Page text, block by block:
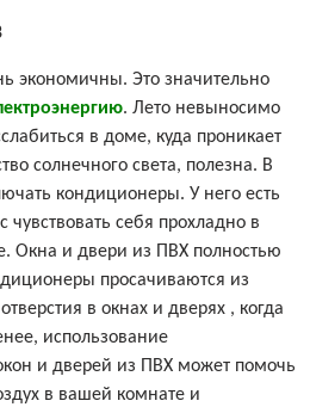
экономичны. Это значительно
. Лето невыносимо
в доме, куда проникает
солнечного света, полезна. В
кондиционеры. У него есть
чувствовать себя прохладно в
Окна и двери из ПВХ полностью
просачиваются из
в окнах и дверях , когда
использование
и дверей из ПВХ может помочь
в вашей комнате и